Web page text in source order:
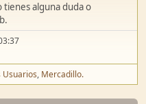
tienes alguna duda o
Usuarios Mercadillo.